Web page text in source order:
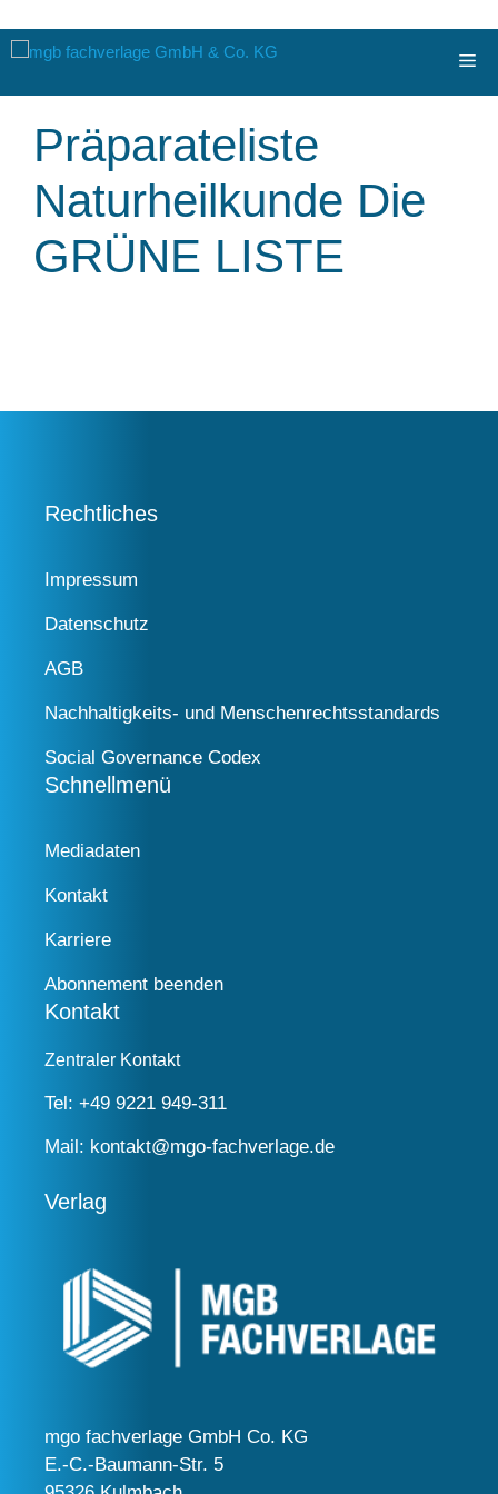
Zum
springen
Präparateliste
Naturheilkunde Die
GRÜNE LISTE
Rechtliches
Impressum
Datenschutz
AGB
Nachhaltigkeits- und Menschenrechtsstandards
Social Governance Codex
Schnellmenü
Mediadaten
Kontakt
Karriere
Abonnement beenden
Kontakt
Zentraler Kontakt
Tel: +49 9221 949-311
Mail: kontakt@mgo-fachverlage.de
Verlag
mgo fachverlage GmbH Co. KG
E.-C.-Baumann-Str. 5